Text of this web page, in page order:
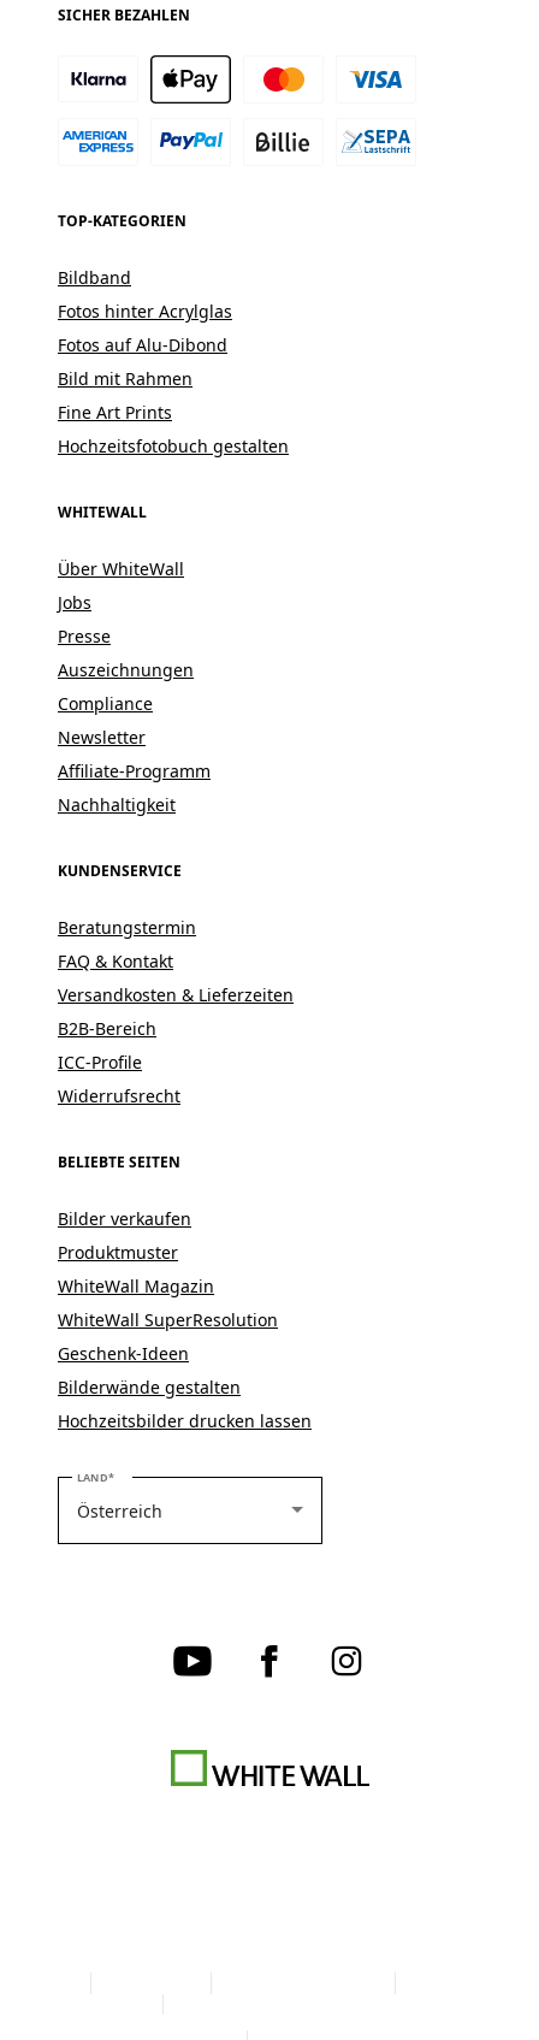
SICHER BEZAHLEN
TOP-KATEGORIEN
Bildband
Fotos hinter Acrylglas
Fotos auf Alu-Dibond
Bild mit Rahmen
Fine Art Prints
Hochzeitsfotobuch gestalten
WHITEWALL
Über WhiteWall
Jobs
Presse
Auszeichnungen
Compliance
Newsletter
Affiliate-Programm
Nachhaltigkeit
KUNDENSERVICE
Beratungstermin
FAQ & Kontakt
Versandkosten & Lieferzeiten
B2B-Bereich
ICC-Profile
Widerrufsrecht
BELIEBTE SEITEN
Bilder verkaufen
Produktmuster
WhiteWall Magazin
WhiteWall SuperResolution
Geschenk-Ideen
Bilderwände gestalten
Hochzeitsbilder drucken lassen
LANDBITTE WÄHLEN SIE IHR LAND